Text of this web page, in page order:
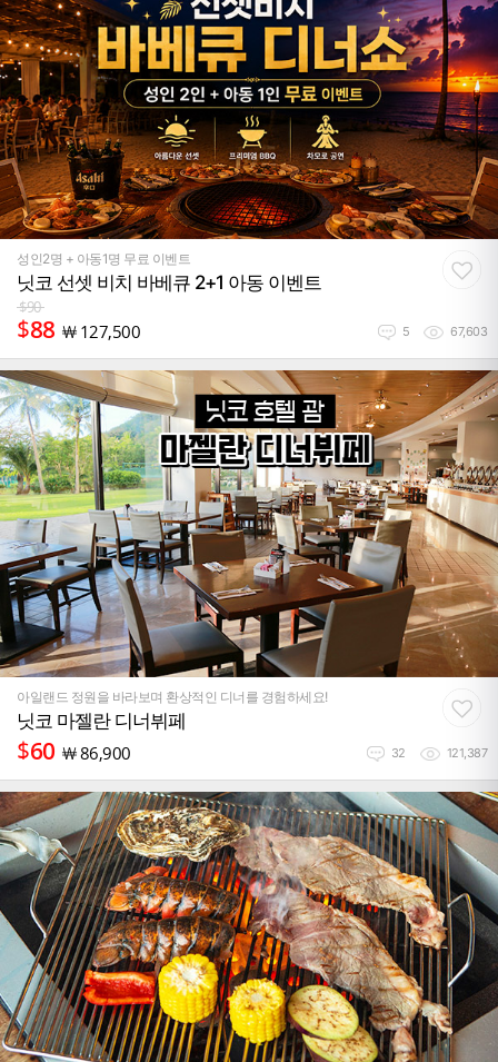
성인2명 + 아동1명 무료 이벤트
닛코 선셋 비치 바베큐 2+1 아동 이벤트
$90
$88 ￦ 127,500 5 67,603
아일랜드 정원을 바라보며 환상적인 디너를 경험하세요!
닛코 마젤란 디너뷔페
$60 ￦86,900 32 121,387